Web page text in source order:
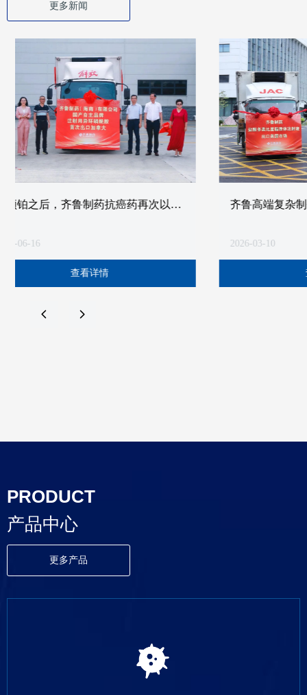
更多新闻
齐鲁高端复杂制剂实现新跨越，盐酸多
砥
넳 넲
PRODUCT
产品中心
更多产品